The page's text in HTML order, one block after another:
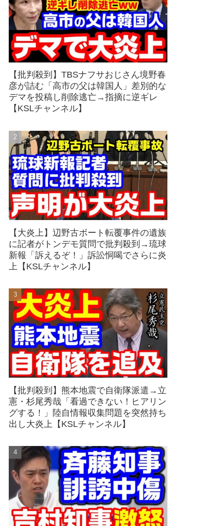
【批判殺到】TBSナフサおじさん境野春
彦が詰む「高市の父は韓国人」差別的な
デマを投稿し削除逃亡→指摘に逆ギレ
【KSLチャンネル】
【大炎上】辺野古ボート転覆事件の遺族
に記者がトンデモ質問で批判殺到→琉球
新報「訴えるぞ！」訴訟恫喝でさらに炎
上【KSLチャンネル】
【批判殺到】熊本地震で自衛隊派遣→立
憲・杉尾秀哉「看過できない！ヒアリン
グする！」陸自情報収集問題を突然持ち
出し大炎上【KSLチャンネル】